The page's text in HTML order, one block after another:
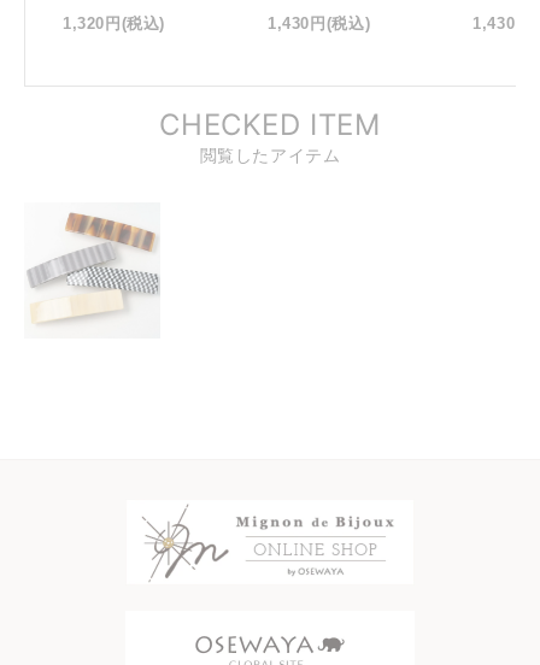
1,320円 (税込)
1,430円 (税込)
1,430円
CHECKED ITEM
閲覧したアイテム